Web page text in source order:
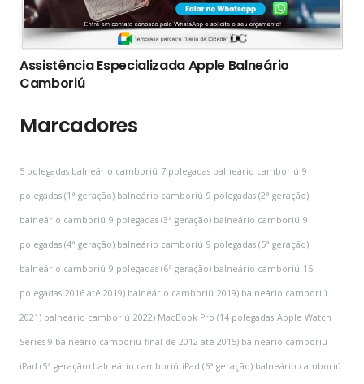
Assistência Especializada Apple Balneário
Camboriú
Marcadores
5 polegadas balneário camboriú 7 polegadas balneário camboriú 9
polegadas (1ª geração) balneário camboriú 9 polegadas (2ª geração)
balneário camboriú 9 polegadas (3ª geração) balneário camboriú 9
polegadas (4ª geração) balneário camboriú 9 polegadas (5ª geração)
balneário camboriú 9 polegadas (6ª geração) balneário camboriú 15
polegadas 2016 até 2019) balneário camboriú 2019) balneário camboriú
2021) balneário camboriú 2022) MacBook Pro (14 polegadas Apple Watch
Series 9 balneário camboriú final de 2012 até 2015) balneário camboriú
iPad (5ª geração) balneário camboriú iPad (6ª geração) balneário camboriú